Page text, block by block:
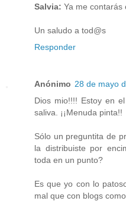
Salvia: Ya me contarás
Un saludo a tod@s
Responder
Anónimo 28 de mayo
Dios mio!!!! Estoy en
saliva. ¡¡Menuda pinta!!
Sólo un preguntita de
la distribuiste por
toda en un punto?
Es que yo con lo
mal que con blogs